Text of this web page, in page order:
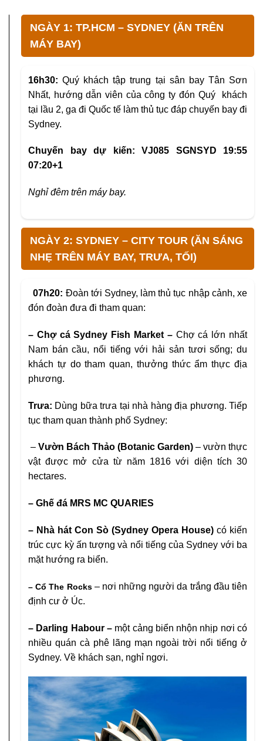
NGÀY 1: TP.HCM – SYDNEY (ĂN TRÊN
MÁY BAY)
16h30:Quý khách tập trung tại sân bay Tân Sơn
Nhất, hướng dẫn viên của công ty đón Quý khách
tại lầu 2, ga đi Quốc tế làm thủ tục đáp chuyến bay đi
Sydney.
Chuyến bay dự kiến: VJ085 SGNSYD 19:55
07:20+1
Nghỉ đêm trên máy bay.
NGÀY 2: SYDNEY – CITY TOUR (ĂN SÁNG
NHẸ TRÊN MÁY BAY, TRƯA, TỐI)
07h20: Đoàn tới Sydney, làm thủ tục nhập cảnh, xe
đón đoàn đưa đi tham quan:
– Chợ cá Sydney Fish Market – Chợ cá lớn nhất
Nam bán cầu, nổi tiếng với hải sản tươi sống; du
khách tự do tham quan, thưởng thức ẩm thực địa
phương.
Trưa: Dùng bữa trưa tại nhà hàng địa phương. Tiếp
tục tham quan thành phố Sydney:
– Vườn Bách Thảo (Botanic Garden) – vườn thực
vật được mở cửa từ năm 1816 với diện tích 30
hectares.
– Ghế đá MRS MC QUARIES
– Nhà hát Con Sò (Sydney Opera House) có kiến
trúc cực kỳ ấn tượng và nổi tiếng của Sydney với ba
mặt hướng ra biển.
– Cổ The Rocks – nơi những người da trắng đầu tiên
định cư ở Úc.
– Darling Habour – một cảng biển nhộn nhịp nơi có
nhiều quán cà phê lãng mạn ngoài trời nổi tiếng ở
Sydney. Về khách sạn, nghỉ ngơi.